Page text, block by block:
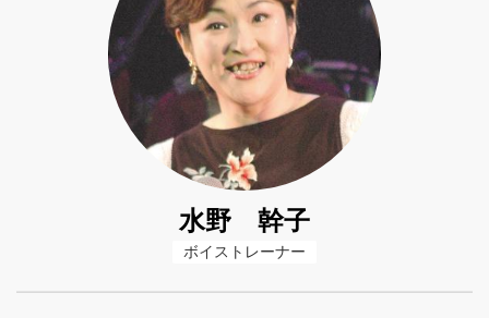
水野 幹子
ボイストレーナー